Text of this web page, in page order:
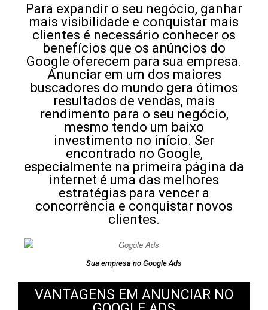
Para expandir o seu negócio, ganhar
mais visibilidade e conquistar mais
clientes é necessário conhecer os
benefícios que os anúncios do
Google oferecem para sua empresa.
Anunciar em um dos maiores
buscadores do mundo gera ótimos
resultados de vendas, mais
rendimento para o seu negócio,
mesmo tendo um baixo
investimento no início. Ser
encontrado no Google,
especialmente na primeira página da
internet é uma das melhores
estratégias para vencer a
concorrência e conquistar novos
clientes.
Sua empresa no Google Ads
VANTAGENS EM ANUNCIAR NO